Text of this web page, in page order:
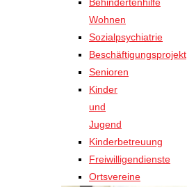
Behindertenhilfe
Wohnen
Sozialpsychiatrie
Beschäftigungsprojekt
Senioren
Kinder
und
Jugend
Kinderbetreuung
Freiwilligendienste
Ortsvereine